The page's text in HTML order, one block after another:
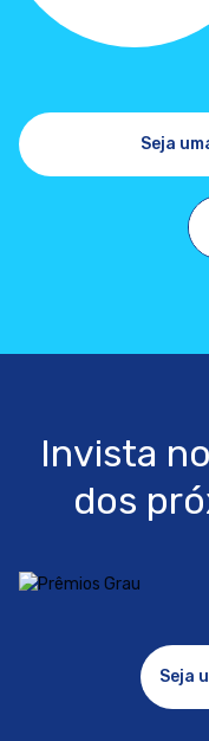
Seja
Invista
dos
Seja